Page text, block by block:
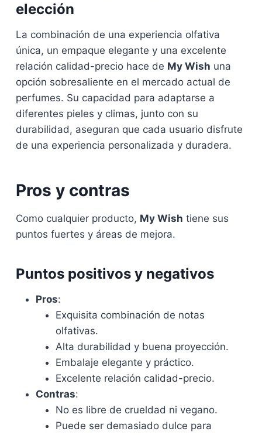
elección
La combinación de una experiencia olfativa
única, un empaque elegante y una excelente
relación calidad-precio hace de My Wish una
opción sobresaliente en el mercado actual de
perfumes. Su capacidad para adaptarse a
diferentes pieles y climas, junto con su
durabilidad, aseguran que cada usuario disfrute
de una experiencia personalizada y duradera.
Pros y contras
Como cualquier producto, My Wish tiene sus
puntos fuertes y áreas de mejora.
Puntos positivos y negativos
Pros:
Exquisita combinación de notas
olfativas.
Alta durabilidad y buena proyección.
Embalaje elegante y práctico.
Excelente relación calidad-precio.
Contras:
No es libre de crueldad ni vegano.
Puede ser demasiado dulce para